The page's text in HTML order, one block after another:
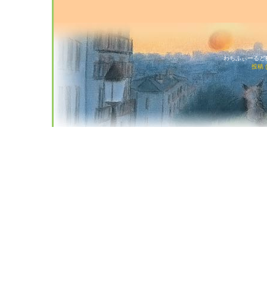
わちふぃーる
投稿